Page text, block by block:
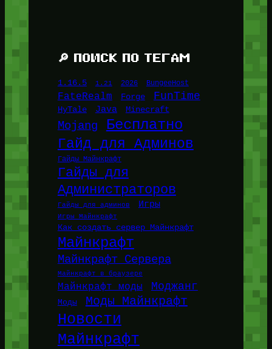
🔎 ПОИСК ПО ТЕГАМ
1.16.5 1.21 2026 BungeeHost
FateRealm Forge FunTime
HyTale Java Minecraft
Mojang Бесплатно
Гайд для Админов
Гайды Майнкрафт
Гайды для
Администраторов
Гайды для админов Игры
Игры Майнкрафт
Как создать сервер Майнкрафт
Майнкрафт
Майнкрафт Сервера
Майнкрафт в браузере
Майнкрафт моды Моджанг
Моды Моды Майнкрафт
Новости
Майнкрафт